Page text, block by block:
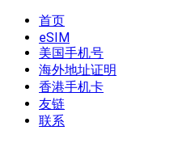
Skip
content
我是王掌柜
新闻酸菜馆|极客电台|自媒体联盟
首页
eSIM
美国手机号
海外地址证明
香港手机卡
友链
联系